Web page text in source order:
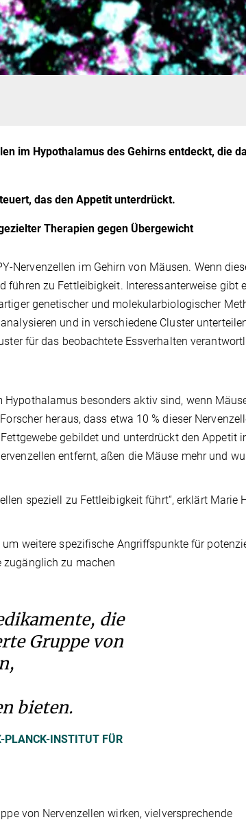
im Hypothalamus des Gehirns entdeckt, die
das den Appetit unterdrückt.
Therapien gegen Übergewicht
Nervenzellen im Gehirn von Mäusen. Wenn
führen zu Fettleibigkeit. Interessanterweise gibt
genetischer und molekularbiologischer
und in verschiedene Cluster
für das beobachtete Essverhalten
Hypothalamus besonders aktiv sind, wenn
heraus, dass etwa 10 % dieser
gebildet und unterdrückt den Appetit
entfernt, aßen die Mäuse mehr und
speziell zu Fettleibigkeit führt“, erklärt Marie
weitere spezifische Angriffspunkte für
zu machen
die
Gruppe von
bieten.
PLANCK-INSTITUT FÜR
von Nervenzellen wirken, vielversprechende